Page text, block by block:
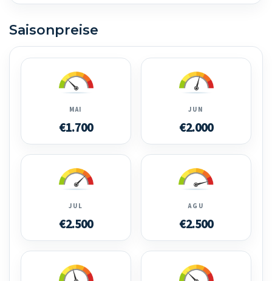
Saisonpreise
MAI
€1.700
JUN
€2.000
JUL
€2.500
AGU
€2.500